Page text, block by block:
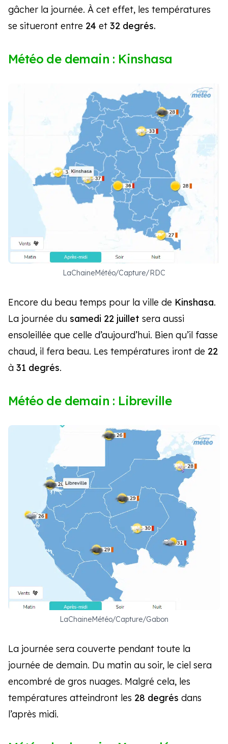
gâcher la journée. À cet effet, les températures
se situeront entre 24 et 32 degrés.
Météo de demain : Kinshasa
LaChaineMétéo/Capture/RDC
Encore du beau temps pour la ville de Kinshasa.
La journée du samedi 22 juillet sera aussi
ensoleillée que celle d’aujourd’hui. Bien qu’il fasse
chaud, il fera beau. Les températures iront de 22
à 31 degrés.
Météo de demain : Libreville
LaChaineMétéo/Capture/Gabon
La journée sera couverte pendant toute la
journée de demain. Du matin au soir, le ciel sera
encombré de gros nuages. Malgré cela, les
températures atteindront les 28 degrés dans
l’après midi.